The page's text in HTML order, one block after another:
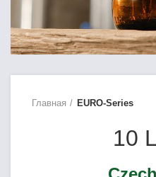
Главная EURO-Series
10